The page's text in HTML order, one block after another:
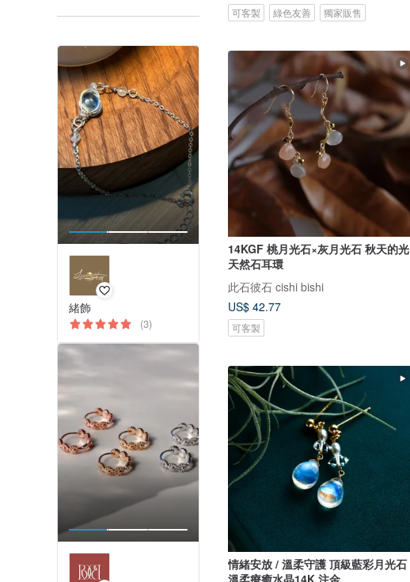
緒飾
(3)
可客製 綠色友善 獨家販售
14KGF 桃月光石×灰月光石 秋天的光
天然石耳環
此石彼石 cishi bishi
US$ 42.77
可客製
情緒安放 / 溫柔守護 頂級藍彩月光石